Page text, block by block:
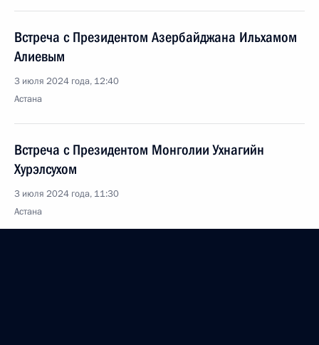
Встреча с Президентом Азербайджана Ильхамом
Алиевым
3 июля 2024 года, 12:40
Астана
Встреча с Президентом Монголии Ухнагийн
Хурэлсухом
3 июля 2024 года, 11:30
Астана